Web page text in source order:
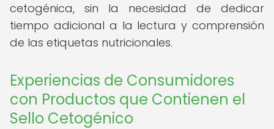
cetogénica, sin la necesidad de dedicar
tiempo adicional a la lectura y comprensión
de las etiquetas nutricionales.
Experiencias de Consumidores
con Productos que Contienen el
Sello Cetogénico